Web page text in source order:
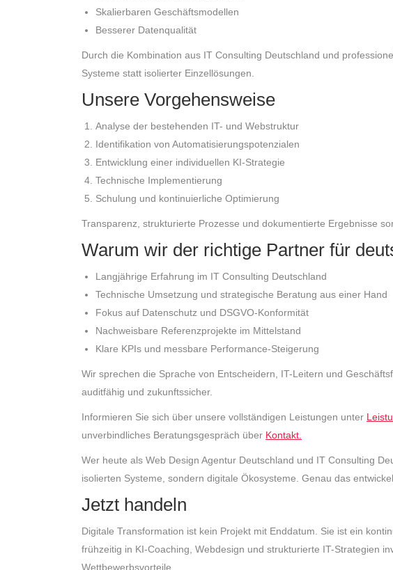
Skalierbaren Geschäftsmodellen
Besserer Datenqualität
Durch die Kombination aus IT Consulting Deutschland und
Systeme statt isolierter Einzellösungen.
Unsere Vorgehensweise
Analyse der bestehenden IT- und Webstruktur
Identifikation von Automatisierungspotenzialen
Entwicklung einer individuellen KI-Strategie
Technische Implementierung
Schulung und kontinuierliche Optimierung
Transparenz, strukturierte Prozesse und dokumentierte Ergebnisse
Warum wir der richtige Partner für
Langjährige Erfahrung im IT Consulting Deutschland
Technische Umsetzung und strategische Beratung aus einer Hand
Fokus auf Datenschutz und DSGVO-Konformität
Nachweisbare Referenzprojekte im Mittelstand
Klare KPIs und messbare Performance-Steigerung
Wir sprechen die Sprache von Entscheidern, IT-Leitern und
auditfähig und zukunftssicher.
Informieren Sie sich über unsere vollständigen Leistungen unter
unverbindliches Beratungsgespräch über Kontakt.
Wer heute als Web Design Agentur Deutschland und IT Consulting
isolierten Systeme, sondern digitale Ökosysteme. Genau das
Jetzt handeln
Digitale Transformation ist kein Projekt mit Enddatum. Sie ist ein
frühzeitig in KI-Coaching, Webdesign und strukturierte IT-Strategien
Wettbewerbsvorteile.